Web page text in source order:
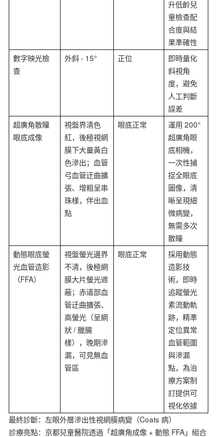
升低齡兒
童檢查配
合度與結
果準確性
數字映光檢
查
外斜- 15° 正位
即時量化
斜視角
度，避免
人工判斷
誤差
超廣角散瞳
眼底成像
視盤界清色
紅，後極視網
膜下大量黃白
色滲出；血管
弓血管迂曲擴
張、增粗呈串
珠樣，伴出血
點
眼底正常 運用 200°
超廣角眼
底相機，
一次性捕
捉全眼底
圖像，清
晰呈現細
微病變，
無需多次
散瞳
動態眼底螢
光血管造影
（FFA）
視盤螢光邊界
不清，後極網
膜大片螢光遮
蔽；赤道部血
管迂曲擴張、
高螢光（呈網
狀/ 臘腸
樣），晚期滲
漏，可見無血
管區
眼底正常
採用動態
造影技
術，即時
追蹤螢光
素流動軌
跡，精準
定位異常
血管範圍
與滲漏
點，為治
療方案制
訂提供可
視化依據
最終診斷：左眼外層滲出性視網膜病變（Coats 病）
診療亮點：京都兒童醫院透過「超廣角成像 + 動態FFA」組合